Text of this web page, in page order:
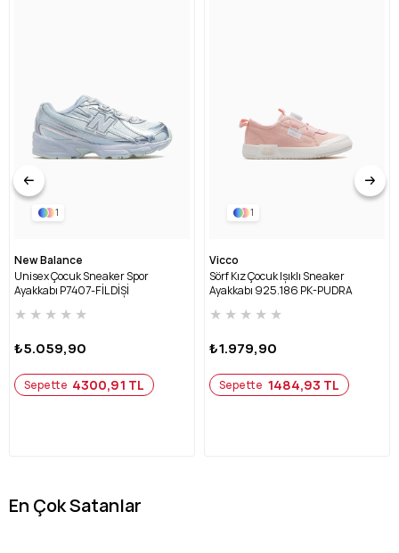
1
New Balance
Unisex Çocuk Sneaker Spor
Ayakkabı P7407-FİL DİŞİ
★ ★ ★ ★ ★
₺5.059,90
Sepette 4300,91 TL
1
Vicco
Sörf Kız Çocuk Işıklı Sneaker
Ayakkabı 925.186 PK-PUDRA
★ ★ ★ ★ ★
₺1.979,90
Sepette 1484,93 TL
En Çok Satanlar